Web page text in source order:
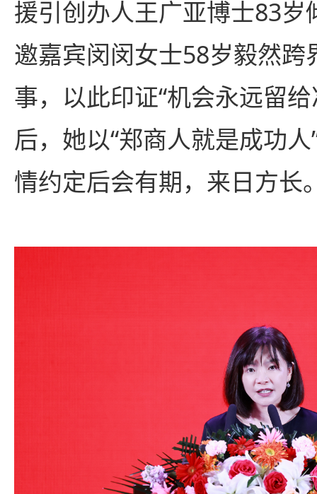
援引创办人王广亚博士83岁
邀嘉宾闵闵女士58岁毅然跨
事，以此印证“机会永远留
后，她以“郑商人就是成功
情约定后会有期，来日方长